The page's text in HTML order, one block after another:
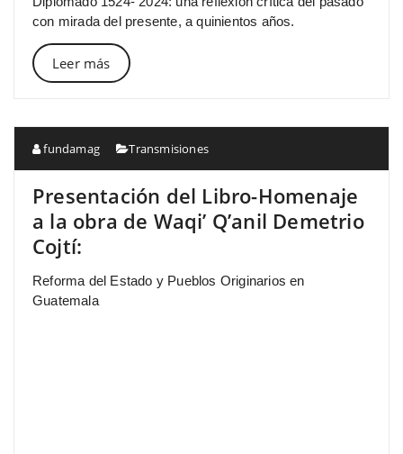
con mirada del presente, a quinientos años.
Leer más
fundamag Transmisiones
Presentación del Libro-Homenaje
a la obra de Waqi’ Q’anil Demetrio
Cojtí:
Reforma del Estado y Pueblos Originarios en
Guatemala